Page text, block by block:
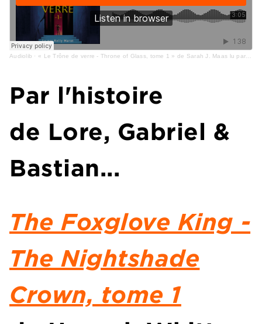
Audiolib · « Le Trône de verre - Throne of Glass, tome 1 » de Sarah J. Maas lu par Kelly Marot
Par l'histoire
de Lore, Gabriel &
Bastian...
The Foxglove King -
The Nightshade
Crown, tome 1